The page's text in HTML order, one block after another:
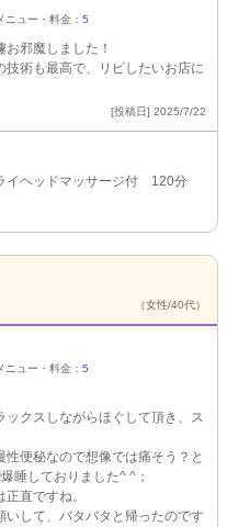
ニュー・料金： 5
邪魔しました！
術も最高で、リピしたいお店に
[投稿日] 2025/7/22
イヘッドマッサージ付 120分
（女性/40代）
ニュー・料金： 5
クスしながらほぐして頂き、ス
便秘なので想像では痛そう？と
睡しておりました^ ^；
直ですね。
して、バタバタと帰ったのです